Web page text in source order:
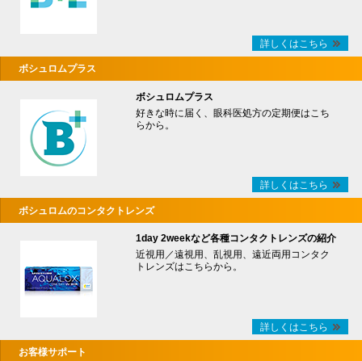
詳しくはこちら
ボシュロムプラス
ボシュロムプラス
好きな時に届く、眼科医処方の定期便はこち
らから。
詳しくはこちら
ボシュロムのコンタクトレンズ
1day 2weekなど各種コンタクトレンズの紹介
近視用／遠視用、乱視用、遠近両用コンタク
トレンズはこちらから。
詳しくはこちら
お客様サポート